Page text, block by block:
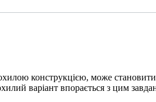
конструкцією, може
варіант впорається з цим